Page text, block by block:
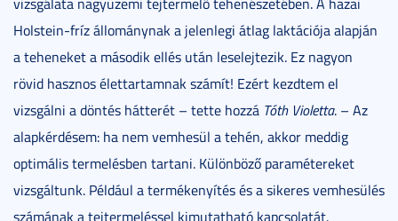
Holstein-fríz állománynak a jelenlegi átlag laktációja alapján
a teheneket a második ellés után leselejtezik. Ez nagyon
rövid hasznos élettartamnak számít! Ezért kezdtem el
vizsgálni a döntés hátterét – tette hozzá Tóth Violetta. – Az
alapkérdésem: ha nem vemhesül a tehén, akkor meddig
optimális termelésben tartani. Különböző paramétereket
vizsgáltunk. Például a termékenyítés és a sikeres vemhesülés
számának a tejtermeléssel kimutatható kapcsolatát.